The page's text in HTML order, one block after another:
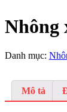
Nhông
Danh mục:
Mô tả